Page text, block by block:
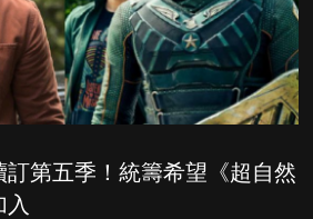
訂第五季！統籌希望《超自然